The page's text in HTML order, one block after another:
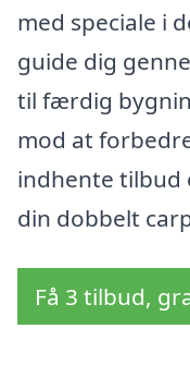
med speciale i
guide dig
til færdig
mod at
indhente tilbud
din dobbelt
Få 3 tilbud,